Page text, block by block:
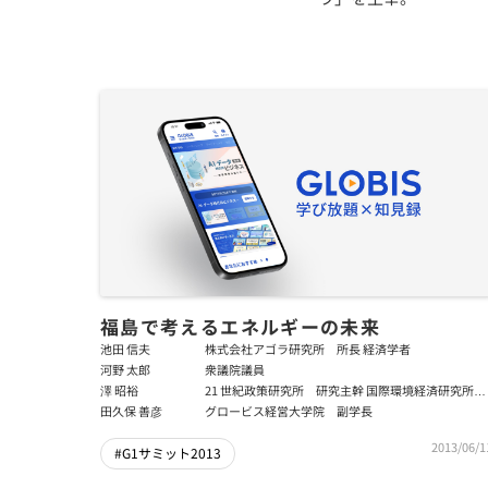
福島で考えるエネルギーの未来
池田 信夫
株式会社アゴラ研究所 所長 経済学者
河野 太郎
衆議院議員
澤 昭裕
21 世紀政策研究所 研究主幹 国際環境経済研究所
所長
田久保 善彦 グロービス経営大学院 副学長
#G1サミット2013 2013/06/